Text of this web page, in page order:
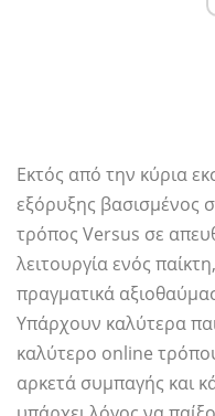
Εκτός από την κύρια
εξόρυξης βασισμένος
τρόπος Versus σε
λειτουργία ενός
πραγματικά
Υπάρχουν καλύτερα
καλύτερο online
αρκετά συμπαγής και